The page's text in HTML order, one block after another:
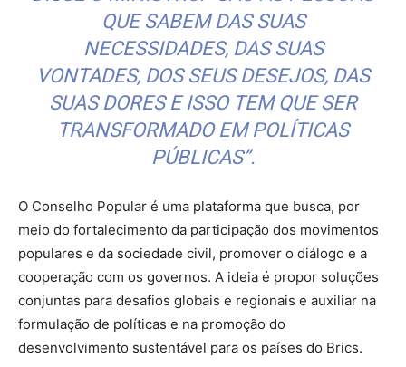
QUE SABEM DAS SUAS
NECESSIDADES, DAS SUAS
VONTADES, DOS SEUS DESEJOS, DAS
SUAS DORES E ISSO TEM QUE SER
TRANSFORMADO EM POLÍTICAS
PÚBLICAS”.
O Conselho Popular é uma plataforma que busca, por
meio do fortalecimento da participação dos movimentos
populares e da sociedade civil, promover o diálogo e a
cooperação com os governos. A ideia é propor soluções
conjuntas para desafios globais e regionais e auxiliar na
formulação de políticas e na promoção do
desenvolvimento sustentável para os países do Brics.